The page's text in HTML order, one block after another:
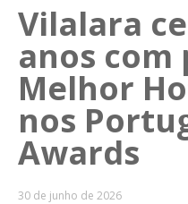
Vilalara
anos com
Melhor
nos
Awards
30 de junho de 2026